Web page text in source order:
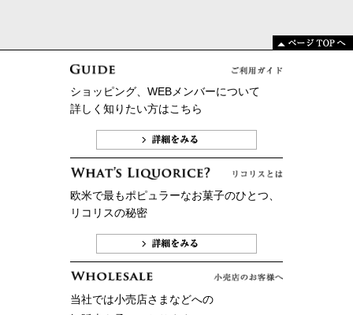
ショッピング、WEBメンバーについて
詳しく知りたい方はこちら
欧米で最もポピュラーなお菓子のひとつ、
リコリスの秘密
当社では小売店さまなどへの